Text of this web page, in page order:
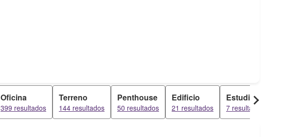
Oficina
399 resultados
Terreno
144 resultados
Penthouse
50 resultados
Edificio
21 resultados
Estudio
7 resultados